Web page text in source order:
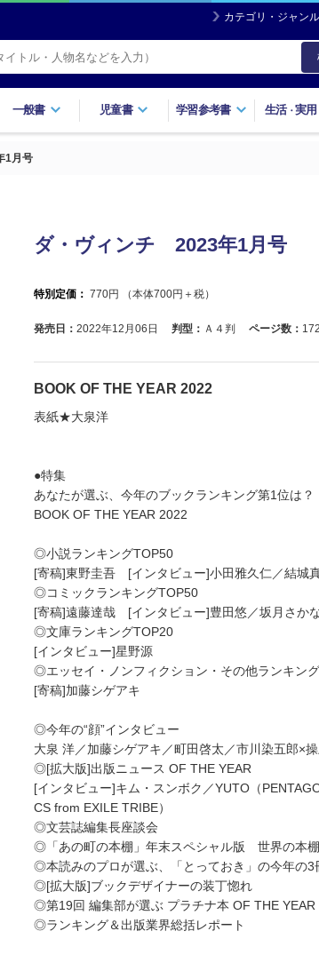
カテゴリ・ジャン
一般書 児童書 学習参考書 生活・実用
1月号
ダ・ヴィンチ 2023年1月号
特別定価： 770円 （本体700円＋税）
発売日： 2022年12月06日 判型： Ａ４判 ページ数： 172
BOOK OF THE YEAR 2022
表紙★大泉洋
●特集
あなたが選ぶ、今年のブックランキング第1位は？
BOOK OF THE YEAR 2022
◎小説ランキングTOP50
[寄稿]東野圭吾 [インタビュー]小田雅久仁／結城
◎コミックランキングTOP50
[寄稿]遠藤達哉 [インタビュー]豊田悠／坂月さか
◎文庫ランキングTOP20
[インタビュー]星野源
◎エッセイ・ノンフィクション・その他ランキン
[寄稿]加藤シゲアキ
◎今年の“顔”インタビュー
大泉 洋／加藤シゲアキ／町田啓太／市川染五郎×
◎[拡大版]出版ニュース OF THE YEAR
[インタビュー]キム・スンボク／YUTO（
CS from EXILE TRIBE）
◎文芸誌編集長座談会
◎「あの町の本棚」年末スペシャル版 世界の本棚
◎本読みのプロが選ぶ、「とっておき」の今年の3
◎[拡大版]ブックデザイナーの装丁惚れ
◎第19回 編集部が選ぶ プラチナ本 OF THE
◎ランキング＆出版業界総括レポート